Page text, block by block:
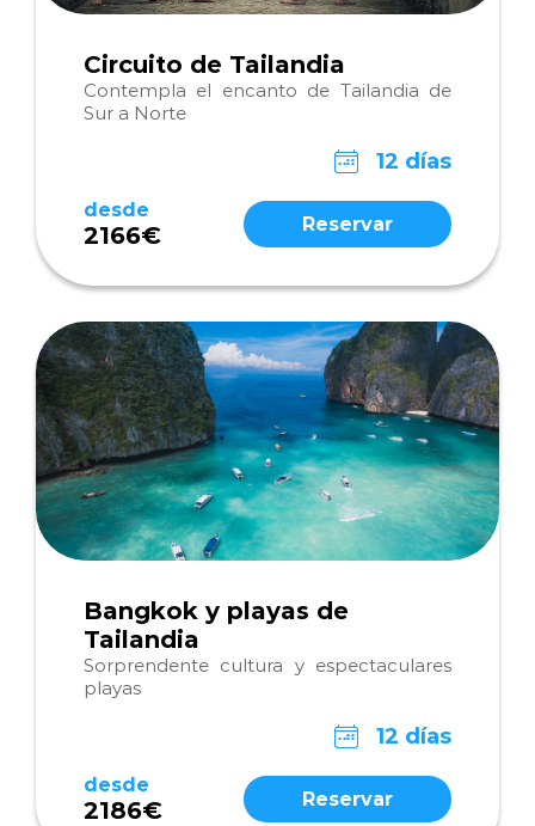
Circuito de Tailandia
Contempla el encanto de Tailandia de
Sur a Norte
12 días
desde
2166€ Reservar
Bangkok y playas de
Tailandia
Sorprendente cultura y espectaculares
playas
12 días
desde
2186€ Reservar